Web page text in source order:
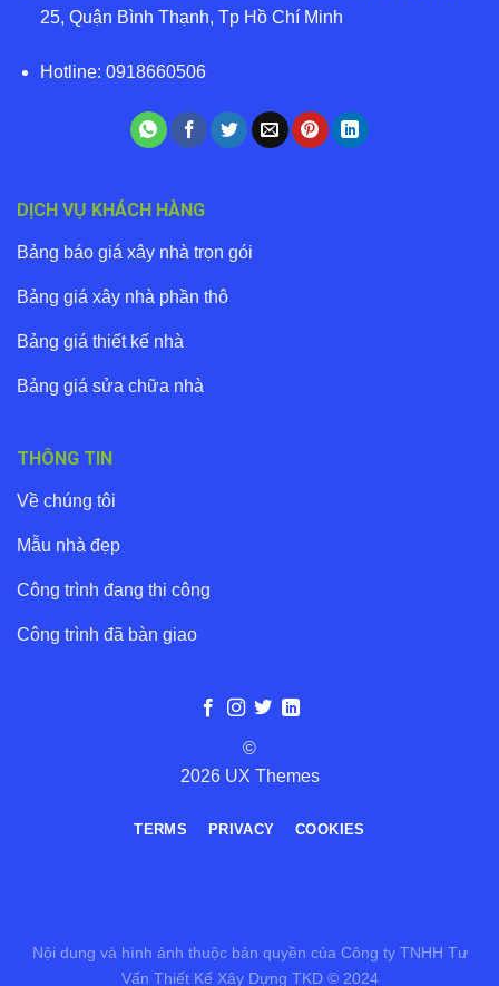
25, Quận Bình Thạnh, Tp Hồ Chí Minh
Hotline: 0918660506
DỊCH VỤ KHÁCH HÀNG
Bảng báo giá xây nhà trọn gói
Bảng giá xây nhà phần thô
Bảng giá thiết kế nhà
Bảng giá sửa chữa nhà
THÔNG TIN
Về chúng tôi
Mẫu nhà đẹp
Công trình đang thi công
Công trình đã bàn giao
©
2026 UX Themes
TERMS PRIVACY COOKIES
Nội dung và hình ảnh thuộc bản quyền của Công ty TNHH Tư
Vấn Thiết Kế Xây Dựng TKD © 2024